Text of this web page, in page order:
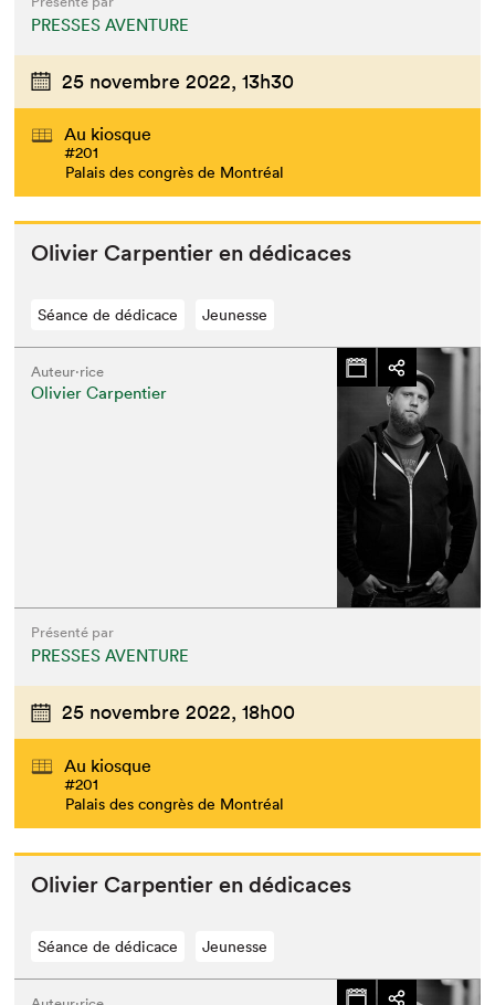
PRESSES AVENTURE
25 novembre 2022, 13h30
Au kiosque
#201
Palais des congrès de Montréal
Olivi­er Car­pen­tier en dédicaces
Séance de dédicace Jeunesse
Auteur·rice
Olivier Carpentier
Présenté par
PRESSES AVENTURE
25 novembre 2022, 18h00
Au kiosque
#201
Palais des congrès de Montréal
Olivi­er Car­pen­tier en dédicaces
Séance de dédicace Jeunesse